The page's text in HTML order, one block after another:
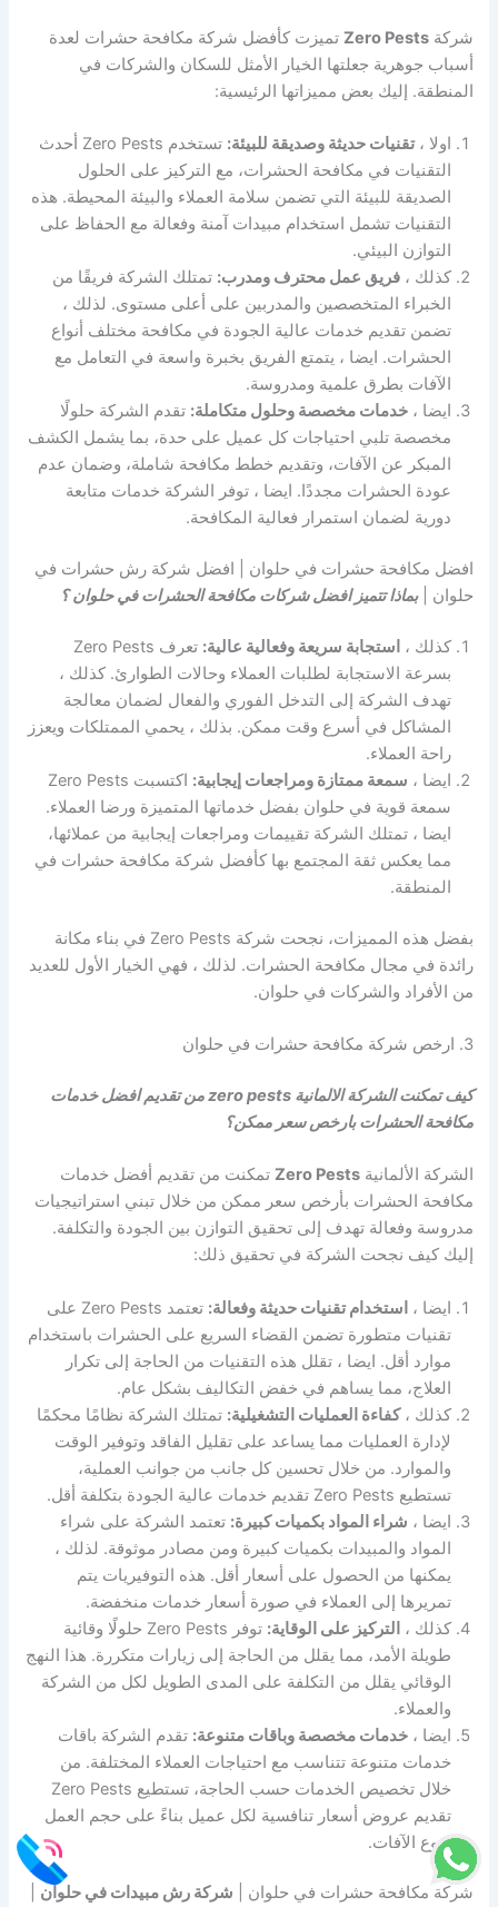
شركةZero Pests تميزت كأفضل شركة مكافحة حشرات لعدة
أسباب جوهرية جعلتها الخيار الأمثل للسكان والشركات في
المنطقة. إليك بعض مميزاتها الرئيسية:
اولا ،تقنيات حديثة وصديقة للبيئة:
تستخدم Zero Pests أحدث
التقنيات في مكافحة الحشرات، مع التركيز على الحلول
الصديقة للبيئة التي تضمن سلامة العملاء والبيئة المحيطة. هذه
التقنيات تشمل استخدام مبيدات آمنة وفعالة مع الحفاظ على
التوازن البيئي.
كذلك ،فريق عمل محترف ومدرب: تمتلك الشركة فريقًا من
الخبراء المتخصصين والمدربين على أعلى مستوى. لذلك ،
تضمن تقديم خدمات عالية الجودة في مكافحة مختلف أنواع
الحشرات. ايضا ، يتمتع الفريق بخبرة واسعة في التعامل مع
الآفات بطرق علمية ومدروسة.
ايضا ،خدمات مخصصة وحلول متكاملة: تقدم الشركة حلولًا
مخصصة تلبي احتياجات كل عميل على حدة، بما يشمل الكشف
المبكر عن الآفات، وتقديم خطط مكافحة شاملة، وضمان عدم
عودة الحشرات مجددًا. ايضا ، توفر الشركة خدمات متابعة
دورية لضمان استمرار فعالية المكافحة.
افضل مكافحة حشرات في حلوان | افضل شركة رش حشرات في
حلوان |بماذا تتميز افضل شركات مكافحة الحشرات في حلوان ؟
كذلك ، استجابة سريعة وفعالية عالية:
تعرف Zero Pests
بسرعة الاستجابة لطلبات العملاء وحالات الطوارئ. كذلك ،
تهدف الشركة إلى التدخل الفوري والفعال لضمان معالجة
المشاكل في أسرع وقت ممكن. بذلك ، يحمي الممتلكات ويعزز
راحة العملاء.
ايضا ، سمعة ممتازة ومراجعات إيجابية:
اكتسبت Zero Pests
سمعة قوية في حلوان بفضل خدماتها المتميزة ورضا العملاء.
ايضا ، تمتلك الشركة تقييمات ومراجعات إيجابية من عملائها،
مما يعكس ثقة المجتمع بها كأفضل شركة مكافحة حشرات في
المنطقة.
بفضل هذه المميزات، نجحت شركة Zero Pests في بناء مكانة
رائدة في مجال مكافحة الحشرات. لذلك ، فهي الخيار الأول للعديد
من الأفراد والشركات في حلوان.
3. ارخص شركة مكافحة حشرات في حلوان
كيف تمكنت الشركة الالمانية zero pests من تقديم افضل خدمات
مكافحة الحشرات بارخص سعر ممكن؟
الشركة الألمانيةZero Pests تمكنت من تقديم أفضل خدمات
مكافحة الحشرات بأرخص سعر ممكن من خلال تبني استراتيجيات
مدروسة وفعالة تهدف إلى تحقيق التوازن بين الجودة والتكلفة.
إليك كيف نجحت الشركة في تحقيق ذلك:
ايضا ، استخدام تقنيات حديثة وفعالة:
تعتمد Zero Pests على
تقنيات متطورة تضمن القضاء السريع على الحشرات باستخدام
موارد أقل. ايضا ، تقلل هذه التقنيات من الحاجة إلى تكرار
العلاج، مما يساهم في خفض التكاليف بشكل عام.
كذلك ،كفاءة العمليات التشغيلية: تمتلك الشركة نظامًا محكمًا
لإدارة العمليات مما يساعد على تقليل الفاقد وتوفير الوقت
والموارد. من خلال تحسين كل جانب من جوانب العملية،
تستطيع Zero Pests تقديم خدمات عالية الجودة بتكلفة أقل.
ايضا ، شراء المواد بكميات كبيرة: تعتمد الشركة على شراء
المواد والمبيدات بكميات كبيرة ومن مصادر موثوقة. لذلك ،
يمكنها من الحصول على أسعار أقل. هذه التوفيريات يتم
تمريرها إلى العملاء في صورة أسعار خدمات منخفضة.
كذلك ، التركيز على الوقاية:
توفر Zero Pests حلولًا وقائية
طويلة الأمد، مما يقلل من الحاجة إلى زيارات متكررة. هذا النهج
الوقائي يقلل من التكلفة على المدى الطويل لكل من الشركة
والعملاء.
ايضا ،خدمات مخصصة وباقات متنوعة: تقدم الشركة باقات
خدمات متنوعة تتناسب مع احتياجات العملاء المختلفة. من
خلال تخصيص الخدمات حسب الحاجة، تستطيع Zero Pests
تقديم عروض أسعار تنافسية لكل عميل بناءً على حجم العمل
ونوع الآفات.
شركة مكافحة حشرات في حلوان | شركة رش مبيدات في حلوان